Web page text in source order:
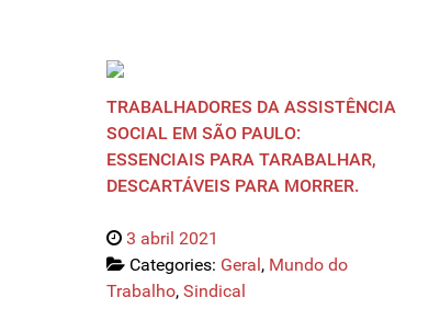
TRABALHADORES DA ASSISTÊNCIA
SOCIAL EM SÃO PAULO:
ESSENCIAIS PARA TARABALHAR,
DESCARTÁVEIS PARA MORRER.
3 abril 2021
Categories: Geral , Mundo do
Trabalho, Sindical